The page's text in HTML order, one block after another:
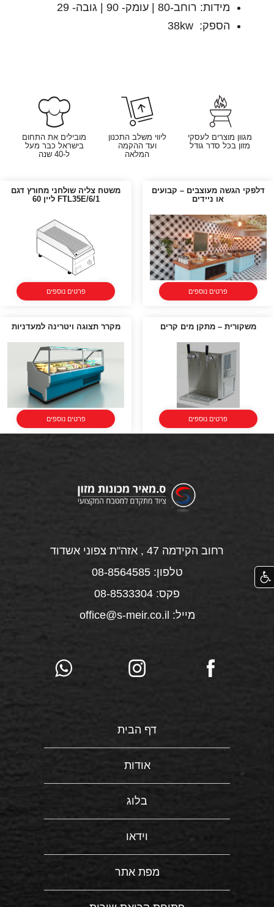
מידות: רוחב-80 | עומק- 90 | גובה- 29
הספק: 38kw
מגוון מוצרים לעסקי
מזון בכל סדר גודל
ליווי משלב התכנון
ועד ההקמה
המלאה
מובילים את התחום
בישראל כבר מעל
ל-40 שנה
דלפקי הגשה מעוצבים – קבועים
או ניידים
פרטים נוספים
משטח צליה שולחני מחורץ דגם
FTL35E/6/1 ליין 60
פרטים נוספים
משקורית – מתקן מים קרים
פרטים נוספים
מקרר תצוגה ויטרינה למעדניות
פרטים נוספים
רחוב הקידמה 47 , אזה"ת צפוני אשדוד
טלפון: 08-8564585
פקס: 08-8533304
מייל: office@s-meir.co.il
דף הבית
אודות
בלוג
וידאו
מפת אתר